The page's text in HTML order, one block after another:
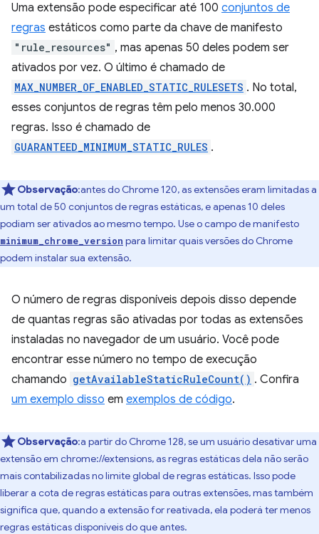
Uma extensão pode especificar até 100 conjuntos de
regras estáticos como parte da chave de manifesto
"rule_resources" , mas apenas 50 deles podem ser
ativados por vez. O último é chamado de
MAX_NUMBER_OF_ENABLED_STATIC_RULESETS . No total,
esses conjuntos de regras têm pelo menos 30.000
regras. Isso é chamado de
GUARANTEED_MINIMUM_STATIC_RULES .
Observação:antes do Chrome 120, as extensões eram limitadas a
um total de 50 conjuntos de regras estáticas, e apenas 10 deles
podiam ser ativados ao mesmo tempo. Use o campo de manifesto
minimum_chrome_version para limitar quais versões do Chrome
podem instalar sua extensão.
O número de regras disponíveis depois disso depende
de quantas regras são ativadas por todas as extensões
instaladas no navegador de um usuário. Você pode
encontrar esse número no tempo de execução
chamando getAvailableStaticRuleCount() . Confira
um exemplo disso em exemplos de código.
Observação:a partir do Chrome 128, se um usuário desativar uma
extensão em chrome://extensions, as regras estáticas dela não serão
mais contabilizadas no limite global de regras estáticas. Isso pode
liberar a cota de regras estáticas para outras extensões, mas também
significa que, quando a extensão for reativada, ela poderá ter menos
regras estáticas disponíveis do que antes.